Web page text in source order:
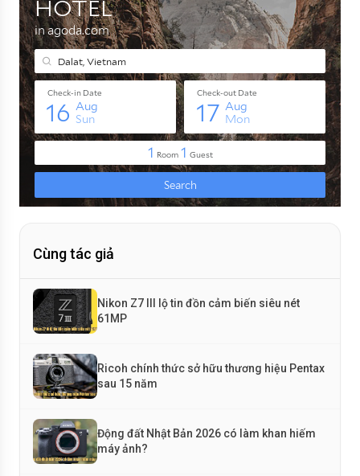
Cùng tác giả
Nikon Z7 III lộ tin đồn cảm biến siêu nét
61MP
Ricoh chính thức sở hữu thương hiệu Pentax
sau 15 năm
Động đất Nhật Bản 2026 có làm khan hiếm
máy ảnh?